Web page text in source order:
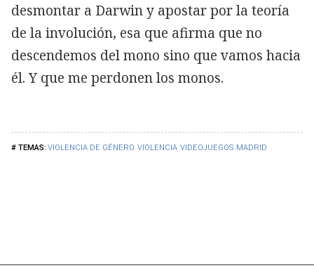
VIOLENCIA DE GÉNERO VIOLENCIA VIDEOJUEGOS MADRID
desmontar a Darwin y apostar por la teoría
de la involución, esa que afirma que no
descendemos del mono sino que vamos hacia
él. Y que me perdonen los monos. ‎